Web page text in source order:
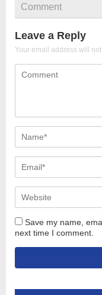
Comment
Leave a Reply
Your email address will
Save my name,
next time I comment.